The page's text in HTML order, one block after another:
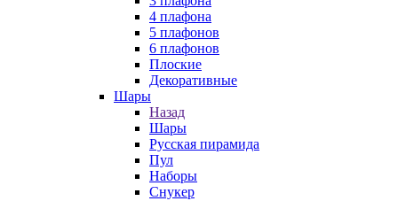
4 плафона
5 плафонов
6 плафонов
Плоские
Декоративные
Шары
Назад
Шары
Русская пирамида
Пул
Наборы
Снукер